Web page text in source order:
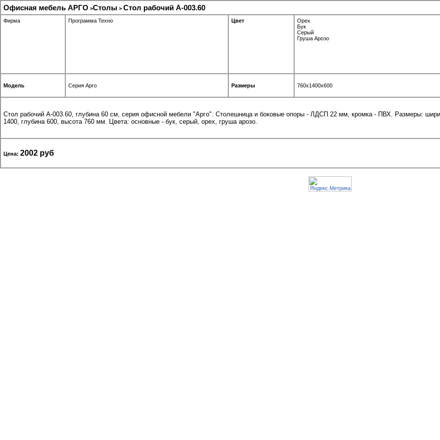
Офисная мебель АРГО >Столы > Стол рабочий А-003.60
Фирма Программа Техно Цвет
Орех
Бук
Серый
Груша Арозо
Модель Серия Арго Размеры 760x1400x600
Стол рабочий А-003.60, глубина 60 см, серия офисной мебели "Арго". Столешница и боковые опоры - ЛДСП 22 мм, кромка - ПВХ. Размеры:
1400, глубина 600, высота 760 мм. Цвета: основные - бук, серый, орех, груша арозо.
Цена: 2002 руб